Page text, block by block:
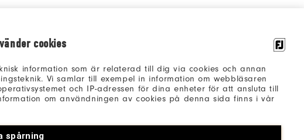
cookies
information som är relaterad till dig via cookies och annan
Vi samlar till exempel in information om webbläsaren
och IP-adressen för dina enheter för att ansluta till
om användningen av cookies på denna sida finns i vår
spårning